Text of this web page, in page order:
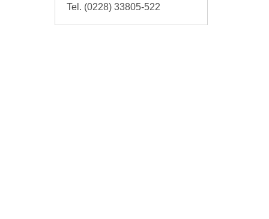
Tel. (0228) 33805-522